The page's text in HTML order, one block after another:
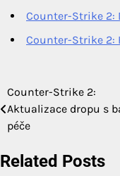
Counter-Strike 2:
Counter-Strike 2:
Post
navigation
Counter-Strike 2:
Aktualizace dropu s
péče
Related Posts